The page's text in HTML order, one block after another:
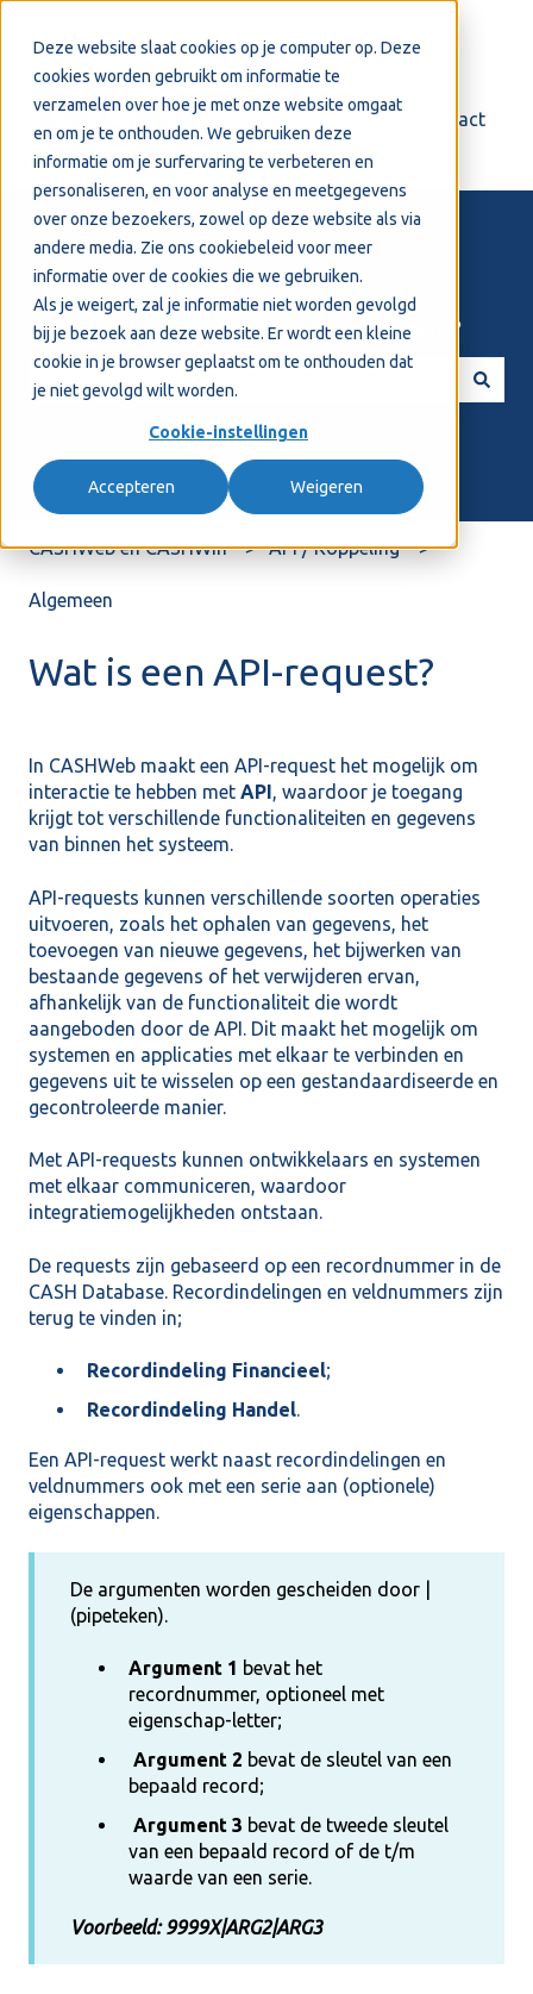
Deze website slaat cookies op je computer op. Deze
cookies worden gebruikt om informatie te
verzamelen over hoe je met onze website omgaat
en om je te onthouden. We gebruiken deze
informatie om je surfervaring te verbeteren en
personaliseren, en voor analyse en meetgegevens
over onze bezoekers, zowel op deze website als via
andere media. Zie ons cookiebeleid voor meer
informatie over de cookies die we gebruiken.
Als je weigert, zal je informatie niet worden gevolgd
bij je bezoek aan deze website. Er wordt een kleine
cookie in je browser geplaatst om te onthouden dat
je niet gevolgd wilt worden.
Cookie-instellingen
Accepteren Weigeren
Support Contact
Welkom! Hoe kunnen we je helpen?
CASHWeb en CASHWin API / Koppeling
Algemeen
Wat is een API-request?
In CASHWeb maakt een API-request het mogelijk om
interactie te hebben met API , waardoor je toegang
krijgt tot verschillende functionaliteiten en gegevens
van binnen het systeem.
API-requests kunnen verschillende soorten operaties
uitvoeren, zoals het ophalen van gegevens, het
toevoegen van nieuwe gegevens, het bijwerken van
bestaande gegevens of het verwijderen ervan,
afhankelijk van de functionaliteit die wordt
aangeboden door de API. Dit maakt het mogelijk om
systemen en applicaties met elkaar te verbinden en
gegevens uit te wisselen op een gestandaardiseerde en
gecontroleerde manier.
Met API-requests kunnen ontwikkelaars en systemen
met elkaar communiceren, waardoor
integratiemogelijkheden ontstaan.
De requests zijn gebaseerd op een recordnummer in de
CASH Database. Recordindelingen en veldnummers zijn
terug te vinden in;
Recordindeling Financieel;
Recordindeling Handel.
Een API-request werkt naast recordindelingen en
veldnummers ook met een serie aan (optionele)
eigenschappen.
De argumenten worden gescheiden door |
(pipeteken).
Argument 1 bevat het
recordnummer, optioneel met
eigenschap-letter;
Argument 2 bevat de sleutel van een
bepaald record;
Argument 3 bevat de tweede sleutel
van een bepaald record of de t/m
waarde van een serie.
Voorbeeld: 9999X|ARG2|ARG3